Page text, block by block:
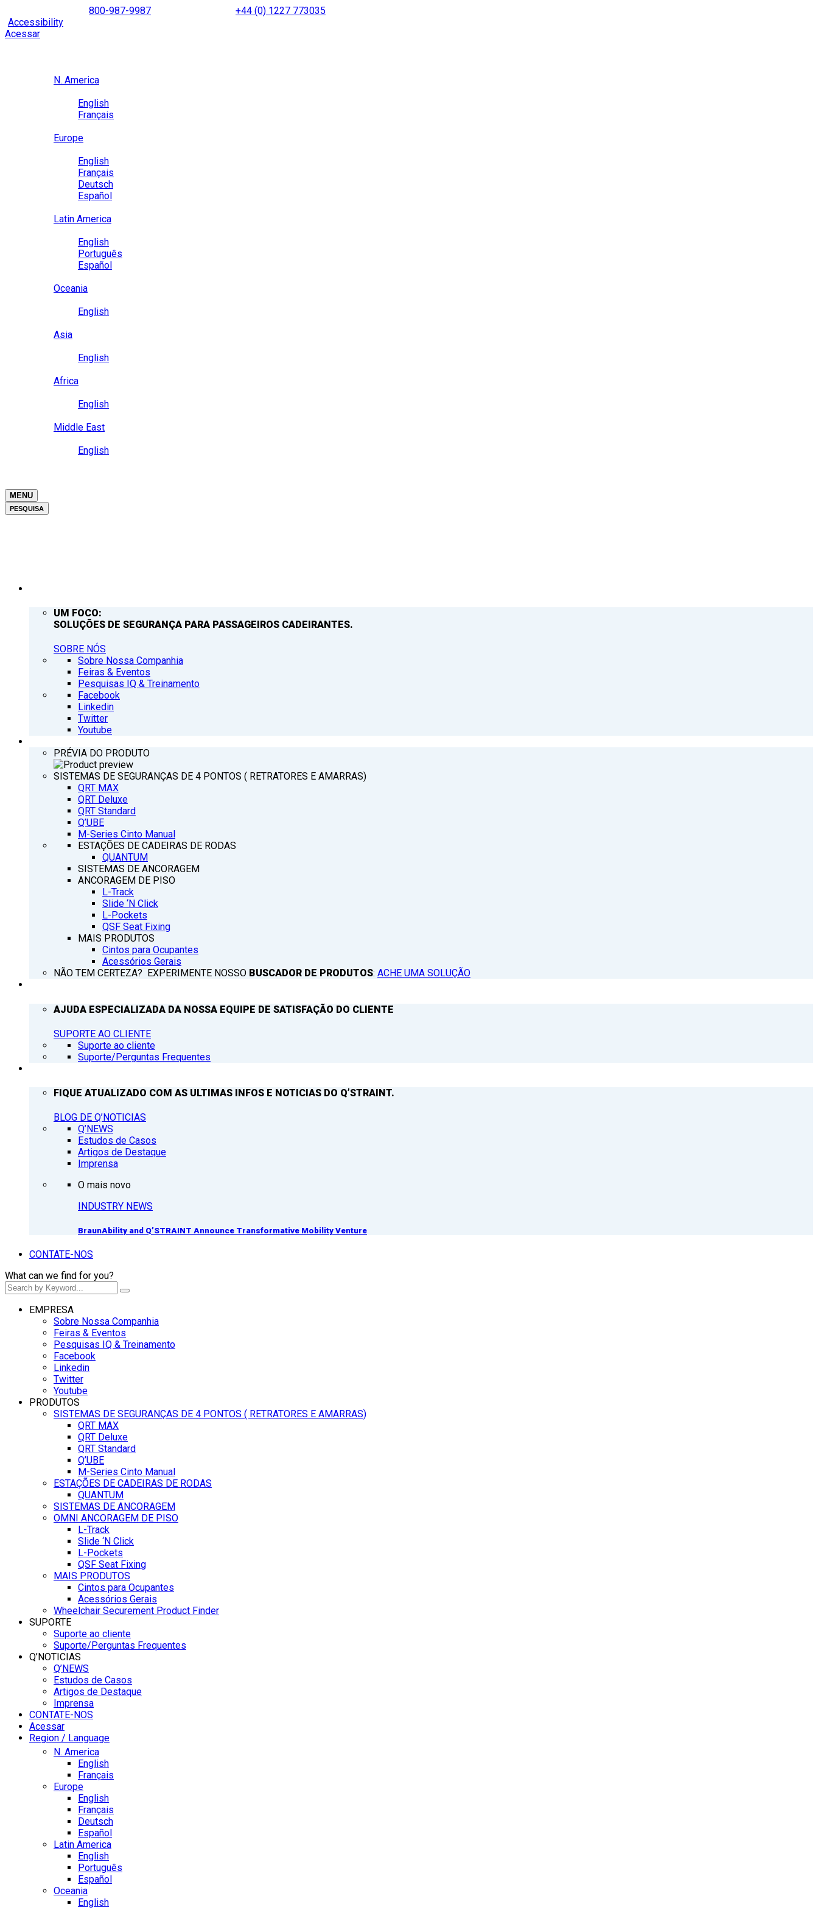
to
content
800-987-9987
+44 (0) 1227 773035
Accessibility
Acessar
N. America
English
Français
Europe
English
Français
Deutsch
Español
Latin America
English
Português
Español
Oceania
English
Asia
English
Africa
English
Middle East
English
MENU
PESQUISA
UM FOCO:
SOLUÇÕES DE SEGURANÇA PARA PASSAGEIROS CADEIRANTES.
SOBRE NÓS
Sobre Nossa Companhia
Feiras & Eventos
Pesquisas IQ & Treinamento
Facebook
Linkedin
Twitter
Youtube
PRÉVIA DO PRODUTO
SISTEMAS DE SEGURANÇAS DE 4 PONTOS ( RETRATORES E AMARRAS)
QRT MAX
QRT Deluxe
QRT Standard
Q’UBE
M-Series Cinto Manual
ESTAÇÕES DE CADEIRAS DE RODAS
QUANTUM
SISTEMAS DE ANCORAGEM
ANCORAGEM DE PISO
L-Track
Slide ‘N Click
L-Pockets
QSF Seat Fixing
MAIS PRODUTOS
Cintos para Ocupantes
Acessórios Gerais
NÃO TEM CERTEZA? EXPERIMENTE NOSSO BUSCADOR DE PRODUTOS: ACHE UMA SOLUÇÃO
AJUDA ESPECIALIZADA DA NOSSA EQUIPE DE SATISFAÇÃO DO CLIENTE
SUPORTE AO CLIENTE
Suporte ao cliente
Suporte/Perguntas Frequentes
FIQUE ATUALIZADO COM AS ULTIMAS INFOS E NOTICIAS DO Q’STRAINT.
BLOG DE Q’NOTICIAS
Q’NEWS
Estudos de Casos
Artigos de Destaque
Imprensa
O mais novo
INDUSTRY NEWS
BraunAbility and Q’STRAINT Announce Transformative Mobility Venture
CONTATE-NOS
What can we find for you?
EMPRESA
Sobre Nossa Companhia
Feiras & Eventos
Pesquisas IQ & Treinamento
Facebook
Linkedin
Twitter
Youtube
PRODUTOS
SISTEMAS DE SEGURANÇAS DE 4 PONTOS ( RETRATORES E AMARRAS)
QRT MAX
QRT Deluxe
QRT Standard
Q’UBE
M-Series Cinto Manual
ESTAÇÕES DE CADEIRAS DE RODAS
QUANTUM
SISTEMAS DE ANCORAGEM
OMNI ANCORAGEM DE PISO
L-Track
Slide ‘N Click
L-Pockets
QSF Seat Fixing
MAIS PRODUTOS
Cintos para Ocupantes
Acessórios Gerais
Wheelchair Securement Product Finder
SUPORTE
Suporte ao cliente
Suporte/Perguntas Frequentes
Q’NOTICIAS
Q’NEWS
Estudos de Casos
Artigos de Destaque
Imprensa
CONTATE-NOS
Acessar
Region / Language
N. America
English
Français
Europe
English
Français
Deutsch
Español
Latin America
English
Português
Español
Oceania
English